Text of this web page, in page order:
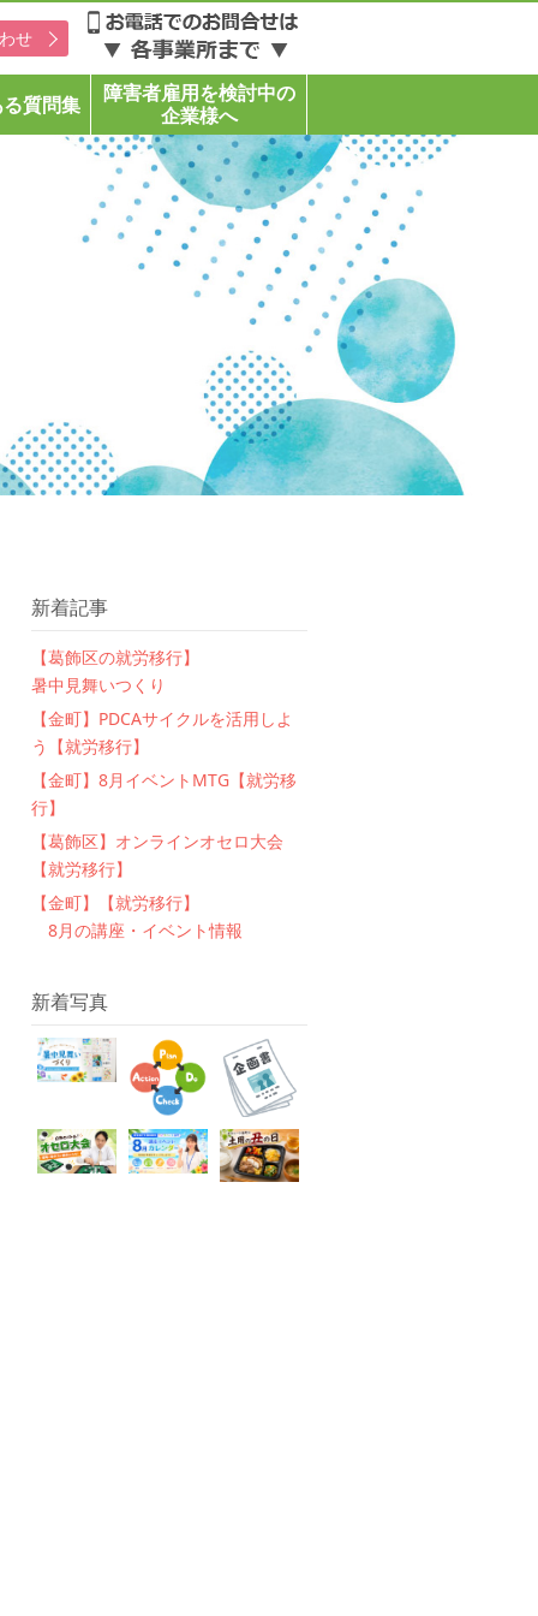
せ
質問集
障害者雇用を検討中の
企業様へ
新着記事
【葛飾区の就労移行】
暑中見舞いつくり
【金町】PDCAサイクルを活用しよ
う【就労移行】
【金町】8月イベントMTG【就労移
行】
【葛飾区】オンラインオセロ大会
【就労移行】
【金町】【就労移行】
8月の講座・イベント情報
新着写真